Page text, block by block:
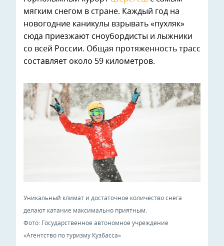
мягким снегом в стране. Каждый год на
новогодние каникулы взрывать «пухляк»
сюда приезжают сноубордисты и лыжники
со всей России. Общая протяженность трасс
составляет около 59 километров.
Уникальный климат и достаточное количество снега
делают катание максимально приятным.
Фото: Государственное автономное учреждение
«Агентство по туризму Кузбасса»